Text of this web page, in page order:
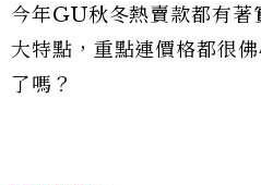
今年GU秋冬熱賣款都有著
大特點，重點連價格都很
了嗎？